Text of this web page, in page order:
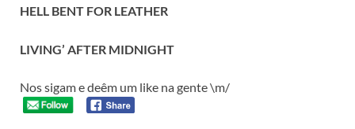
HELL BENT FOR LEATHER
LIVING’ AFTER MIDNIGHT
Nos sigam e deêm um like na gente \m/